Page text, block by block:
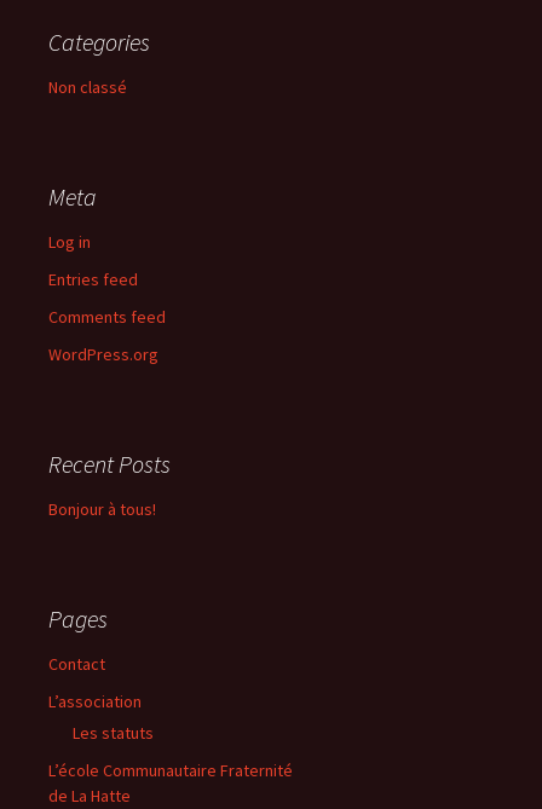
Categories
Non classé
Meta
Log in
Entries feed
Comments feed
WordPress.org
Recent Posts
Bonjour à tous!
Pages
Contact
L’association
Les statuts
L’école Communautaire Fraternité
de La Hatte